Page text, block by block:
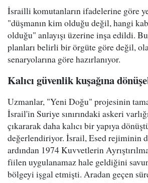
İsrailli komutanların ifadelerine göre
"düşmanın kim olduğu değil, hangi
olduğu" anlayışı üzerine inşa edildi.
planları belirli bir örgüte göre değil,
senaryolarına göre hazırlanıyor.
Kalıcı güvenlik kuşağına
Uzmanlar, "Yeni Doğu" projesinin
İsrail'in Suriye sınırındaki askeri
çıkararak daha kalıcı bir yapıya
değerlendiriyor. İsrail, Esed rejiminin
ardından 1974 Kuvvetlerin
fiilen uygulanamaz hale geldiğini
bölgeyi işgal etmişti. Aradan geçen